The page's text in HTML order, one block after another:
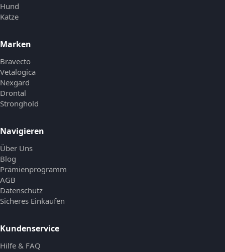
Hund
Katze
Marken
Bravecto
Vetalogica
Nexgard
Drontal
Stronghold
Navigieren
Über Uns
Blog
Prämienprogramm
AGB
Datenschutz
Sicheres Einkaufen
Kundenservice
Hilfe & FAQ